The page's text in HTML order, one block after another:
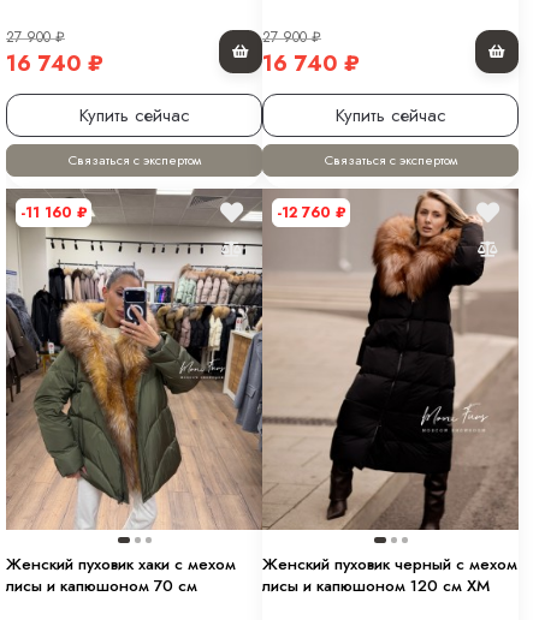
27 900₽
16 740 ₽
Купить сейчас
Связаться с экспертом
27 900₽
16 740 ₽
Купить сейчас
Связаться с экспертом
-11 160 ₽
Женский пуховик хаки с мехом
лисы и капюшоном 70 см
-12 760 ₽
Женский пуховик черный с мехом
лисы и капюшоном 120 см XM